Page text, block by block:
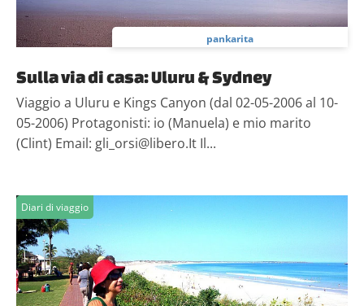
pankarita
Sulla via di casa: Uluru & Sydney
Viaggio a Uluru e Kings Canyon (dal 02-05-2006 al 10-
05-2006) Protagonisti: io (Manuela) e mio marito
(Clint) Email: gli_orsi@libero.It Il...
Diari di viaggio